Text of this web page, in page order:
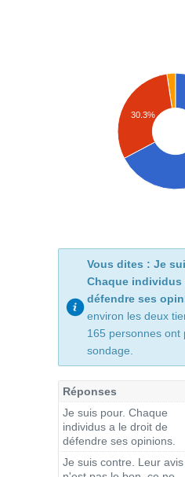
30.3%
Vous dites : Je
Chaque individus
défendre ses
environ les deux
165 personnes ont
sondage.
Réponses
Je suis pour. Chaque
individus a le droit de
défendre ses opinions.
Je suis contre. Leur avis